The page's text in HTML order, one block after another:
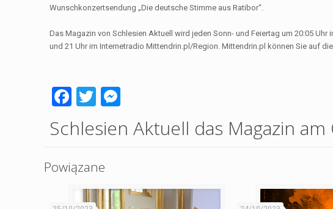
Wunschkonzertsendung „Die deutsche Stimme aus Ratibor“.
Das Magazin von Schlesien Aktuell wird jeden Sonn- und Feiertag um 20:05
und 21 Uhr im Internetradio Mittendrin.pl/Region. Mittendrin.pl können Sie auf
Facebook
Twitter
Schlesien Aktuell das Magazin
Powiązane